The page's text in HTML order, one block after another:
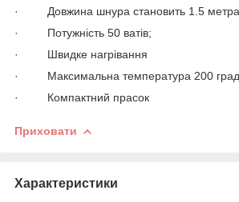
· Довжина шнура становить 1.5
· Потужність 50 ватів;
· Швидке нагрівання
· Максимальна температура 200
· Компактний прасок
Приховати
Характеристики